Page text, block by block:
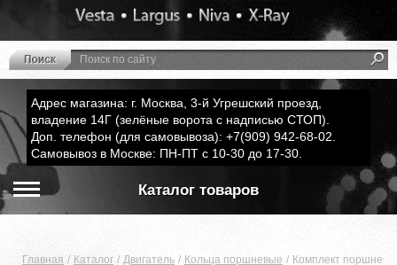
Адрес магазина: г. Москва, 3-й Угрешский проезд,
владение 14Г (зелёные ворота с надписью СТОП).
Доп. телефон (для самовывоза): +7(909) 942-68-02.
Самовывоз в Москве: ПН-ПТ с 10-30 до 17-30.
Каталог товаров
Главная Каталог Двигатель Кольца поршневые Комплект